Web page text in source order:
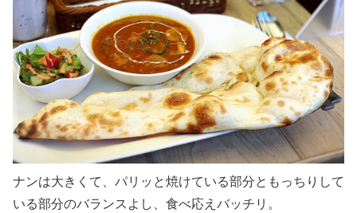
ナンは大きくて、パリッと焼けている部分ともっちりして
いる部分のバランスよし、食べ応えバッチリ。